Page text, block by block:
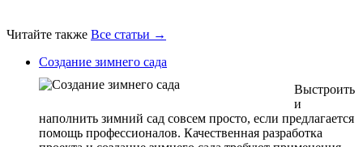
Читайте также Все статьи →
Создание зимнего сада
Выстроить
и
наполнить зимний сад совсем просто, если предлагается
помощь профессионалов. Качественная разработка